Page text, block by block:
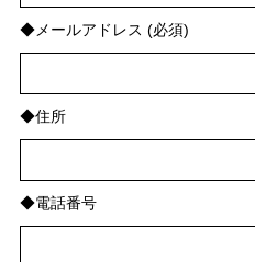
◆メールアドレス (必須)
◆住所
◆電話番号